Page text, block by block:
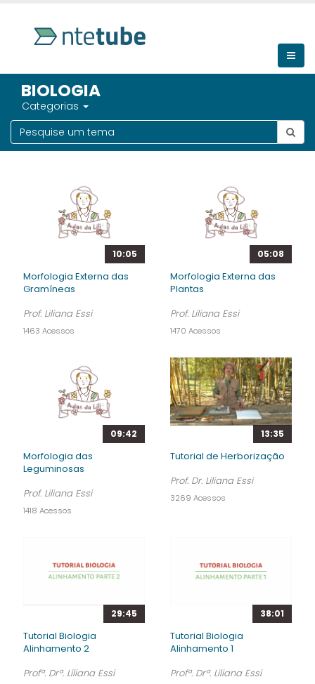
BIOLOGIA
Categorias
10:05
Morfologia Externa das
Gramíneas
Prof. Liliana Essi
1463 Acessos
05:08
Morfologia Externa das
Plantas
Prof. Liliana Essi
1470 Acessos
09:42
Morfologia das
Leguminosas
Prof. Liliana Essi
1418 Acessos
13:35
Tutorial de Herborização
Prof. Dr. Liliana Essi
3269 Acessos
29:45
Tutorial Biologia
Alinhamento 2
Profª. Drª. Liliana Essi
38:01
Tutorial Biologia
Alinhamento 1
Profª. Drª. Liliana Essi